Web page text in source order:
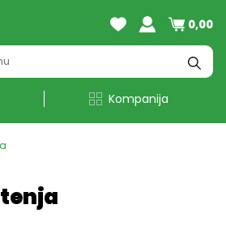
0,00
Kompanija